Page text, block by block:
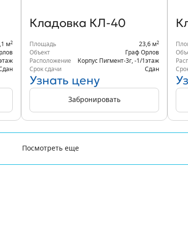
м2
Кладовка КЛ-40
Площадь 23,6 м2
Объект
Граф Орлов
Расположение
Корпус Пигмент-3г -1/1 этаж
Срок сдачи
Сдан
Узнать цену
Забронировать
Посмотреть еще